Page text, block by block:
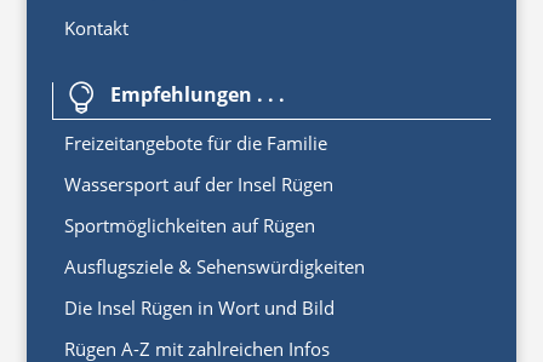
Kontakt
 Empfehlungen . . .
Freizeitangebote für die Familie
Wassersport auf der Insel Rügen
Sportmöglichkeiten auf Rügen
Ausflugsziele & Sehenswürdigkeiten
Die Insel Rügen in Wort und Bild
Rügen A-Z mit zahlreichen Infos